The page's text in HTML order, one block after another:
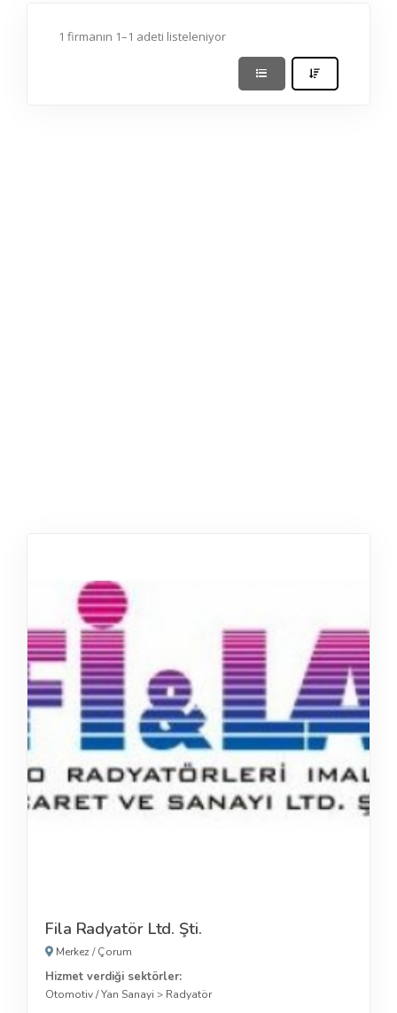
1 firmanın 1–1 adeti listeleniyor
Fila Radyatör Ltd. Şti.
Merkez/Çorum
Hizmet verdiği sektörler:
Otomotiv / Yan Sanayi > Radyatör